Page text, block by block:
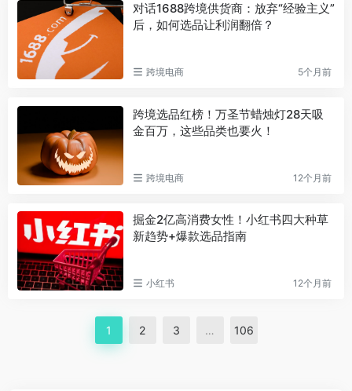
对话1688跨境供货商：放弃“经验主义”
后，如何选品让利润翻倍？
跨境电商 5个月前
跨境选品红榜！万圣节蜡烛灯28天吸
金百万，这些品类也要火！
跨境电商 12个月前
掘金2亿高消费女性！小红书四大种草
新趋势+爆款选品指南
小红书 12个月前
1 2 3 … 106